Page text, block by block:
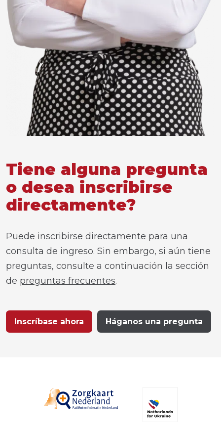
Tiene alguna pregunta
o desea inscribirse
directamente?
Puede inscribirse directamente para una
consulta de ingreso. Sin embargo, si aún tiene
preguntas, consulte a continuación la sección
de preguntas frecuentes.
Inscríbase ahora Háganos una pregunta